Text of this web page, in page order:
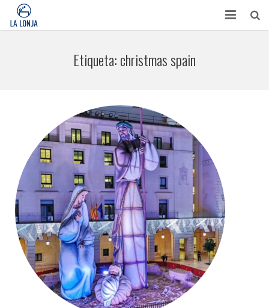
APARTAMENTOS
Etiqueta:christmas spain